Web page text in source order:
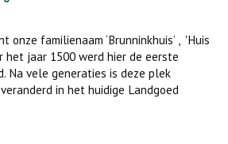
familienaam ‘Brunninkhuis’ , 'Huis
het jaar 1500 werd hier de eerste
Na vele generaties is deze plek
in het huidige Landgoed